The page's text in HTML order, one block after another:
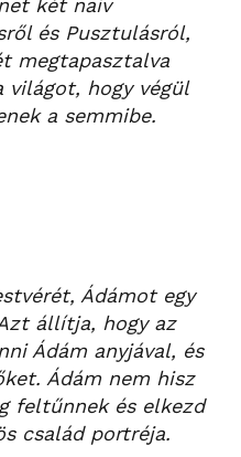
és Pusztulásról,
megtapasztalva
hogy végül
a semmibe.
Ádámot egy
állítja, hogy az
Ádám anyjával, és
Ádám nem hisz
feltűnnek és elkezd
család portréja.